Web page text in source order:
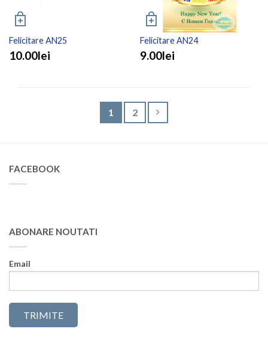
Felicitare AN25
10.00lei
Felicitare AN24
9.00lei
1 2
FACEBOOK
ABONARE NOUTATI
Email